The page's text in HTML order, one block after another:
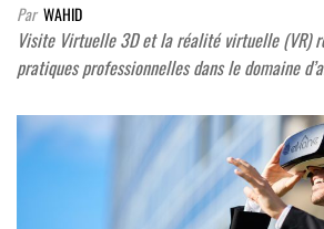
Par WAHID
Visite Virtuelle 3D et la réalité virtuelle (VR)
pratiques professionnelles dans le domaine